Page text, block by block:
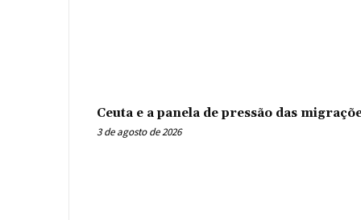
Ceuta e a panela de pressão das
3 de agosto de 2026